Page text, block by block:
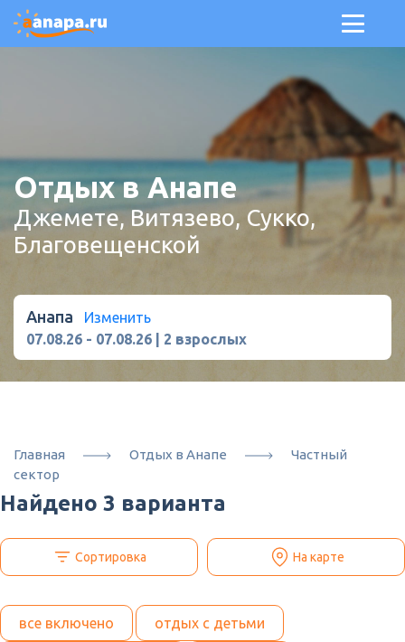
Отдых в Анапе
Джемете, Витязево, Сукко,
Благовещенской
Анапа
Изменить
07.08.26 - 07.08.26 2 взрослых
Главная Отдых в Анапе
Частный
сектор
Найдено 3 варианта
Сортировка На карте
все включено отдых с детьми